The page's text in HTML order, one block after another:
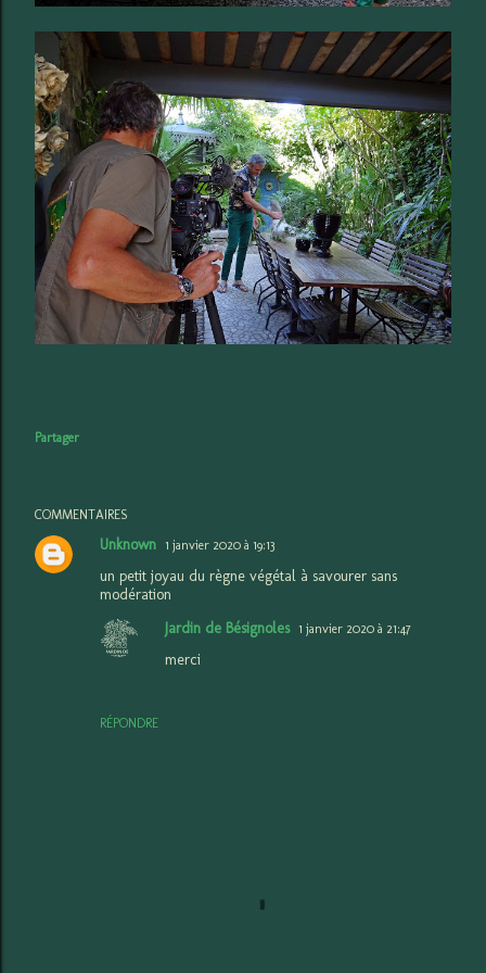
Partager
COMMENTAIRES
Unknown 1 janvier 2020 à 19:13
un petit joyau du règne végétal à savourer sans
modération
RÉPONDRE
Jardin de Bésignoles 1 janvier 2020 à 21:47
merci